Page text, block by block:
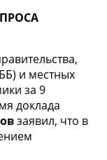
и местных
за 9
доклада
заявил, что в